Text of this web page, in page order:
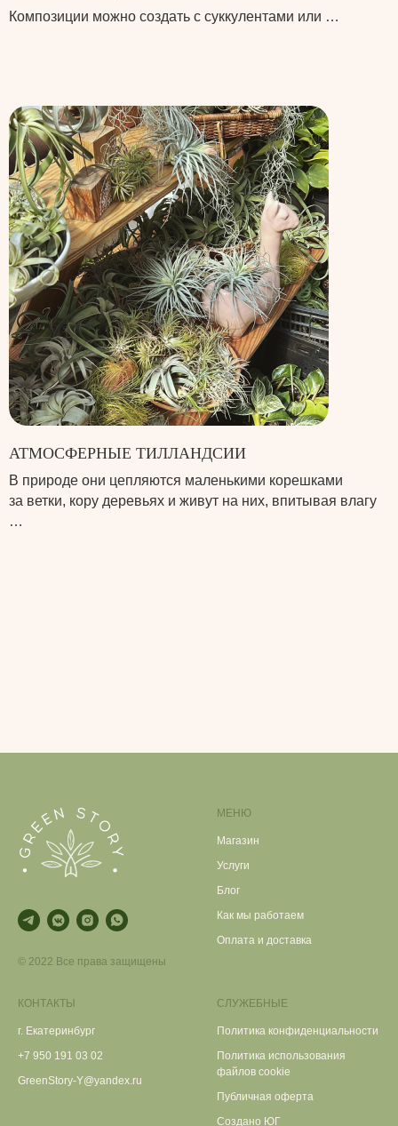
Композиции можно создать с суккулентами или …
АТМОСФЕРНЫЕ ТИЛЛАНДСИИ
В природе они цепляются маленькими корешками
за ветки, кору деревьях и живут на них, впитывая влагу
…
© 2022 Все права защищены
МЕНЮ
Магазин
Услуги
Блог
Как мы работаем
Оплата и доставка
КОНТАКТЫ
г. Екатеринбург
+7 950 191 03 02
GreenStory-Y@yandex.ru
СЛУЖЕБНЫЕ
Политика конфиденциальности
Политика использования
файлов cookie
Публичная оферта
Создано ЮГ